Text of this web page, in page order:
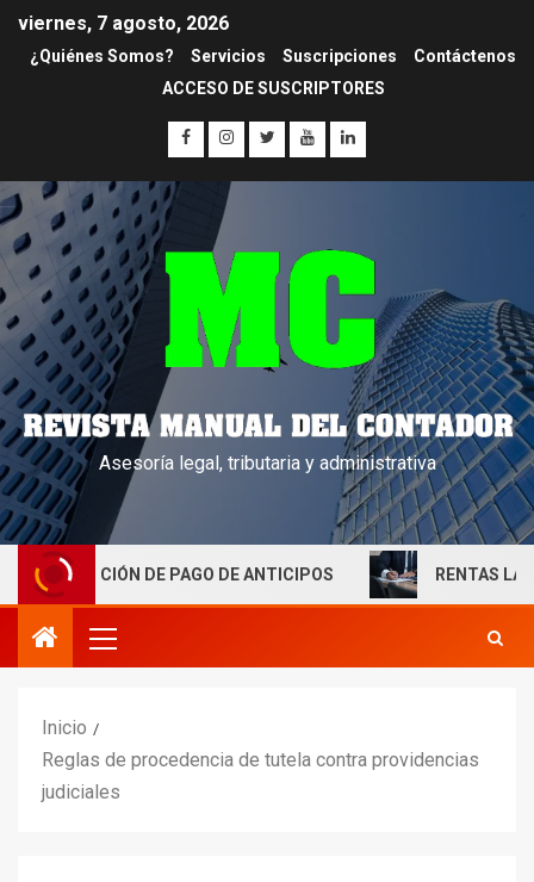
viernes, 7 agosto, 2026
¿Quiénes Somos? Servicios Suscripciones
Contáctenos
ACCESO DE SUSCRIPTORES
Asesoría legal, tributaria y administrativa
DE PAGO DE ANTICIPOS RENTAS LABORALES
Inicio
Reglas de procedencia de tutela contra providencias
judiciales